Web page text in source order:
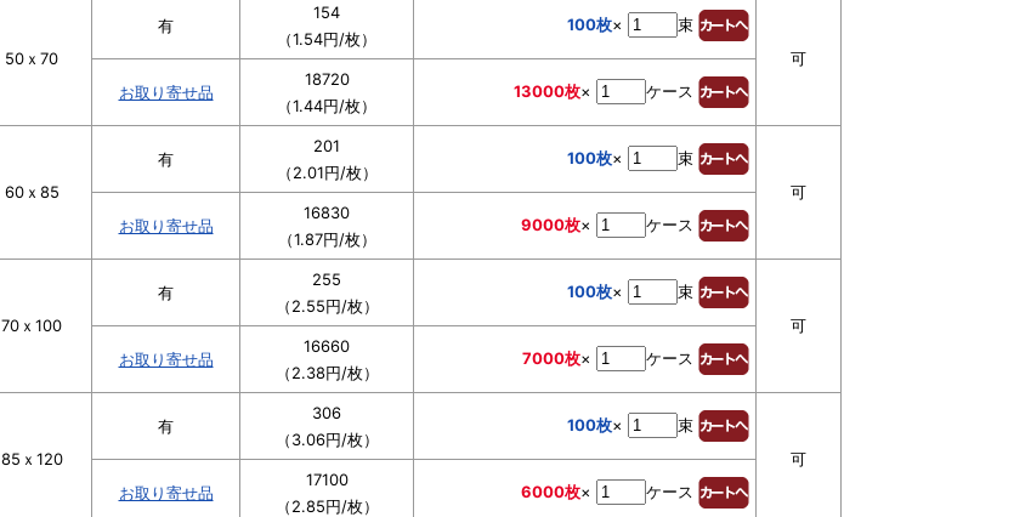
50ｘ70
有
154
（1.54円/枚）
100枚×
束
可
お取り寄せ品
18720
（1.44円/枚）
13000枚× ケース
60ｘ85
有
201
（2.01円/枚）
100枚×
束
可
お取り寄せ品
16830
（1.87円/枚）
9000枚× ケース
70ｘ100
有
255
（2.55円/枚）
100枚×
束
可
お取り寄せ品
16660
（2.38円/枚）
7000枚× ケース
85ｘ120
有
306
（3.06円/枚）
100枚×
束
可
お取り寄せ品
17100
（2.85円/枚）
6000枚× ケース